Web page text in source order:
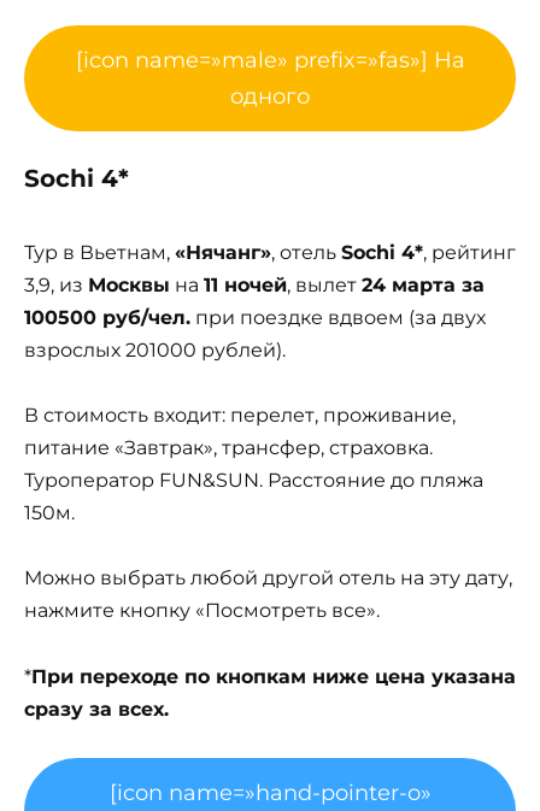
[icon name=»male» prefix=»fas»] На
одного
Sochi 4*
Тур в Вьетнам, «Нячанг», отель Sochi 4*, рейтинг
3,9, из Москвы на 11 ночей, вылет 24 марта за
100500 руб/чел. при поездке вдвоем (за двух
взрослых 201000 рублей).
В стоимость входит: перелет, проживание,
питание «Завтрак», трансфер, страховка.
Туроператор FUN&SUN. Расстояние до пляжа
150м.
Можно выбрать любой другой отель на эту дату,
нажмите кнопку «Посмотреть все».
*При переходе по кнопкам ниже цена указана
сразу за всех.
[icon name=»hand-pointer-o»